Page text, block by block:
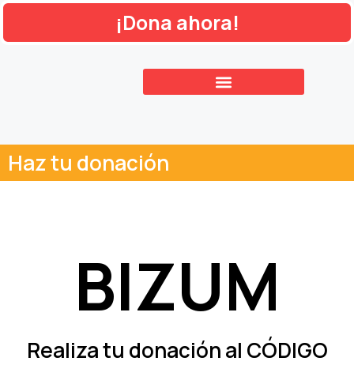
¡Dona ahora!
Haz tu donación
BIZUM
Realiza tu donación al CÓDIGO